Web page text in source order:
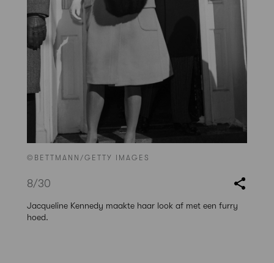
©BETTMANN/GETTY IMAGES
8/30
Jacqueline Kennedy maakte haar look af met een furry
hoed.